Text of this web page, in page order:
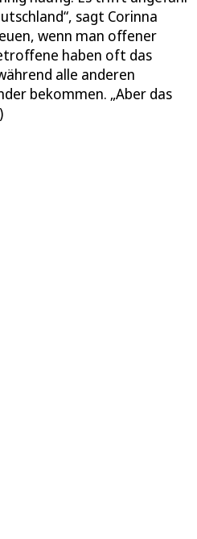
sagt Corinna
wenn man offener
haben oft das
alle anderen
bekommen. „Aber das